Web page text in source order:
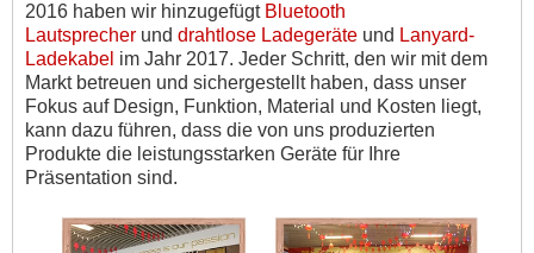
2016 haben wir hinzugefügt Bluetooth
Lautsprecher und drahtlose Ladegeräte und Lanyard-
Ladekabel im Jahr 2017. Jeder Schritt, den wir mit dem
Markt betreuen und sichergestellt haben, dass unser
Fokus auf Design, Funktion, Material und Kosten liegt,
kann dazu führen, dass die von uns produzierten
Produkte die leistungsstarken Geräte für Ihre
Präsentation sind.